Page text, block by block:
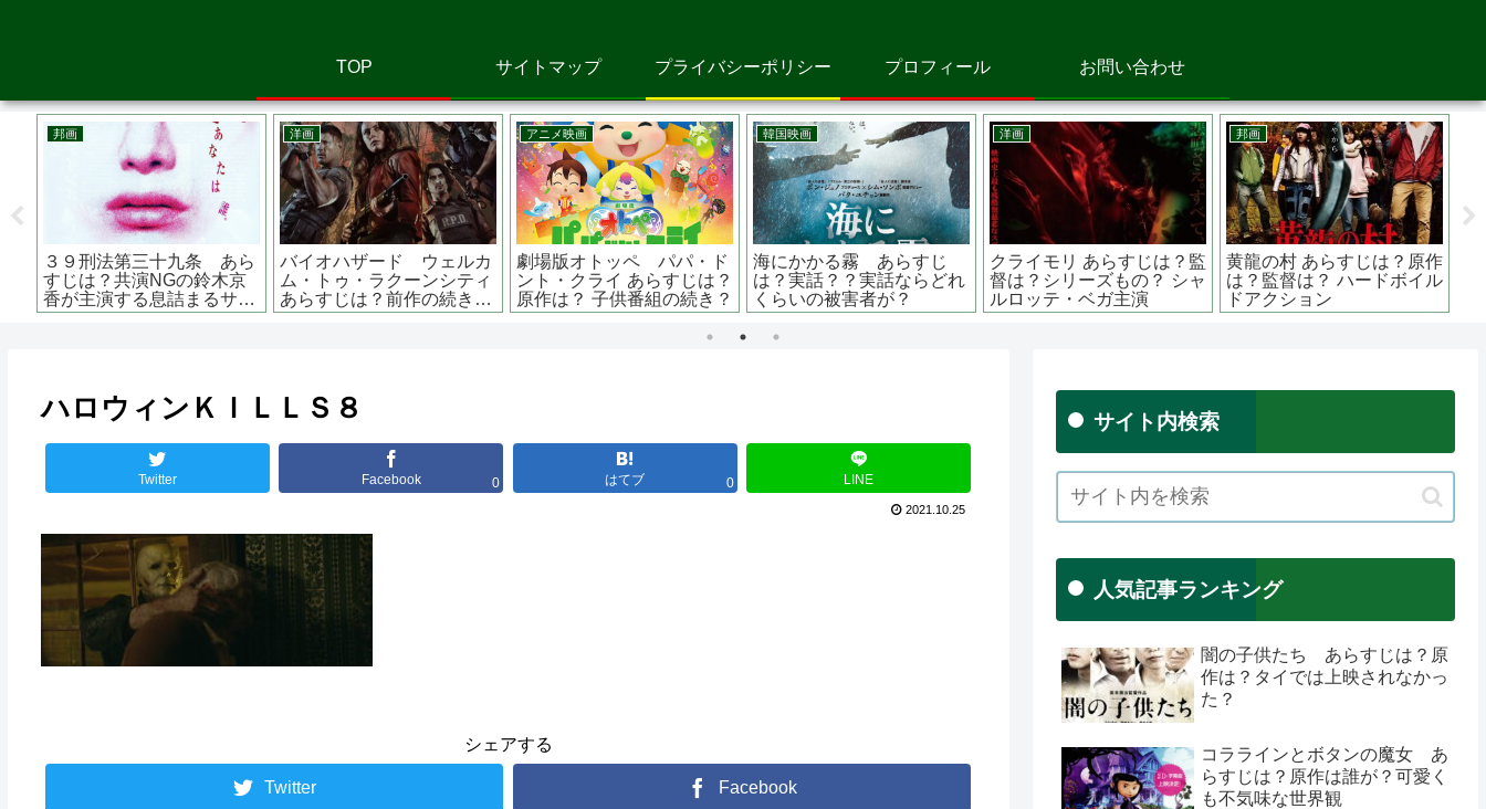
TOP サイトマップ プライバシーポリシー プロフィール お問い合わせ
の村 あらすじは？原作
監督は？ ハードボイル
クション
韓国映画
嘆きのピエタ ネタバレ・
衝撃の結末 孤独な男の暴
力と母親の偉大な愛
アニメ映画
長ぐつをはいたネコ シュ
レックにも登場するあの猫
が主役のストーリー
韓国映画
V.I.P修羅の獣たち あらす
じは？キャストは？国家権
力がドラ息子に振り回され
る？
アニメ映画
コララインとボタンの魔
女 あらすじは？原作は誰
が？可愛くも不気味な世界
観
邦画
護られなかった者たちへ あ
らすじは？原作は？ロケ地
は？ 中山七里のミステリー
邦画
ひらいて
は？ロケ地
ハロウィンＫＩＬＬＳ８
Twitter Facebook 0 はてブ 0 LINE
2021.10.25
シェアする
Twitter Facebook
サイト内検索
人気記事ランキング
闇の子供たち あらすじは？原
作は？タイでは上映されなかっ
た？
コララインとボタンの魔女 あ
らすじは？原作は誰が？可愛く
も不気味な世界観